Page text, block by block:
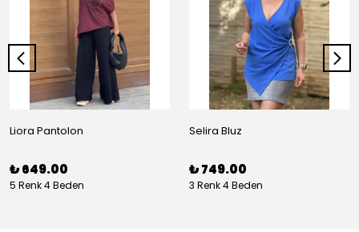
Liora Pantolon
₺ 649.00
5 Renk 4 Beden
Selira Bluz
₺ 749.00
3 Renk 4 Beden